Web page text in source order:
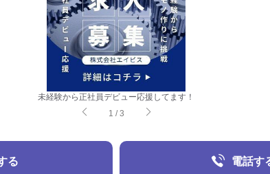
未経験から正社員デビュー応援してます！
1 /3
る 電話す